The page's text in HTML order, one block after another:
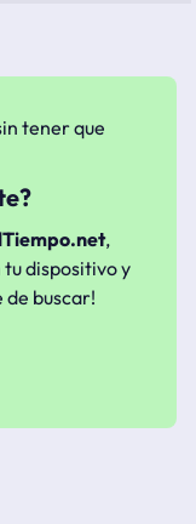
tener que
,
dispositivo y
buscar!